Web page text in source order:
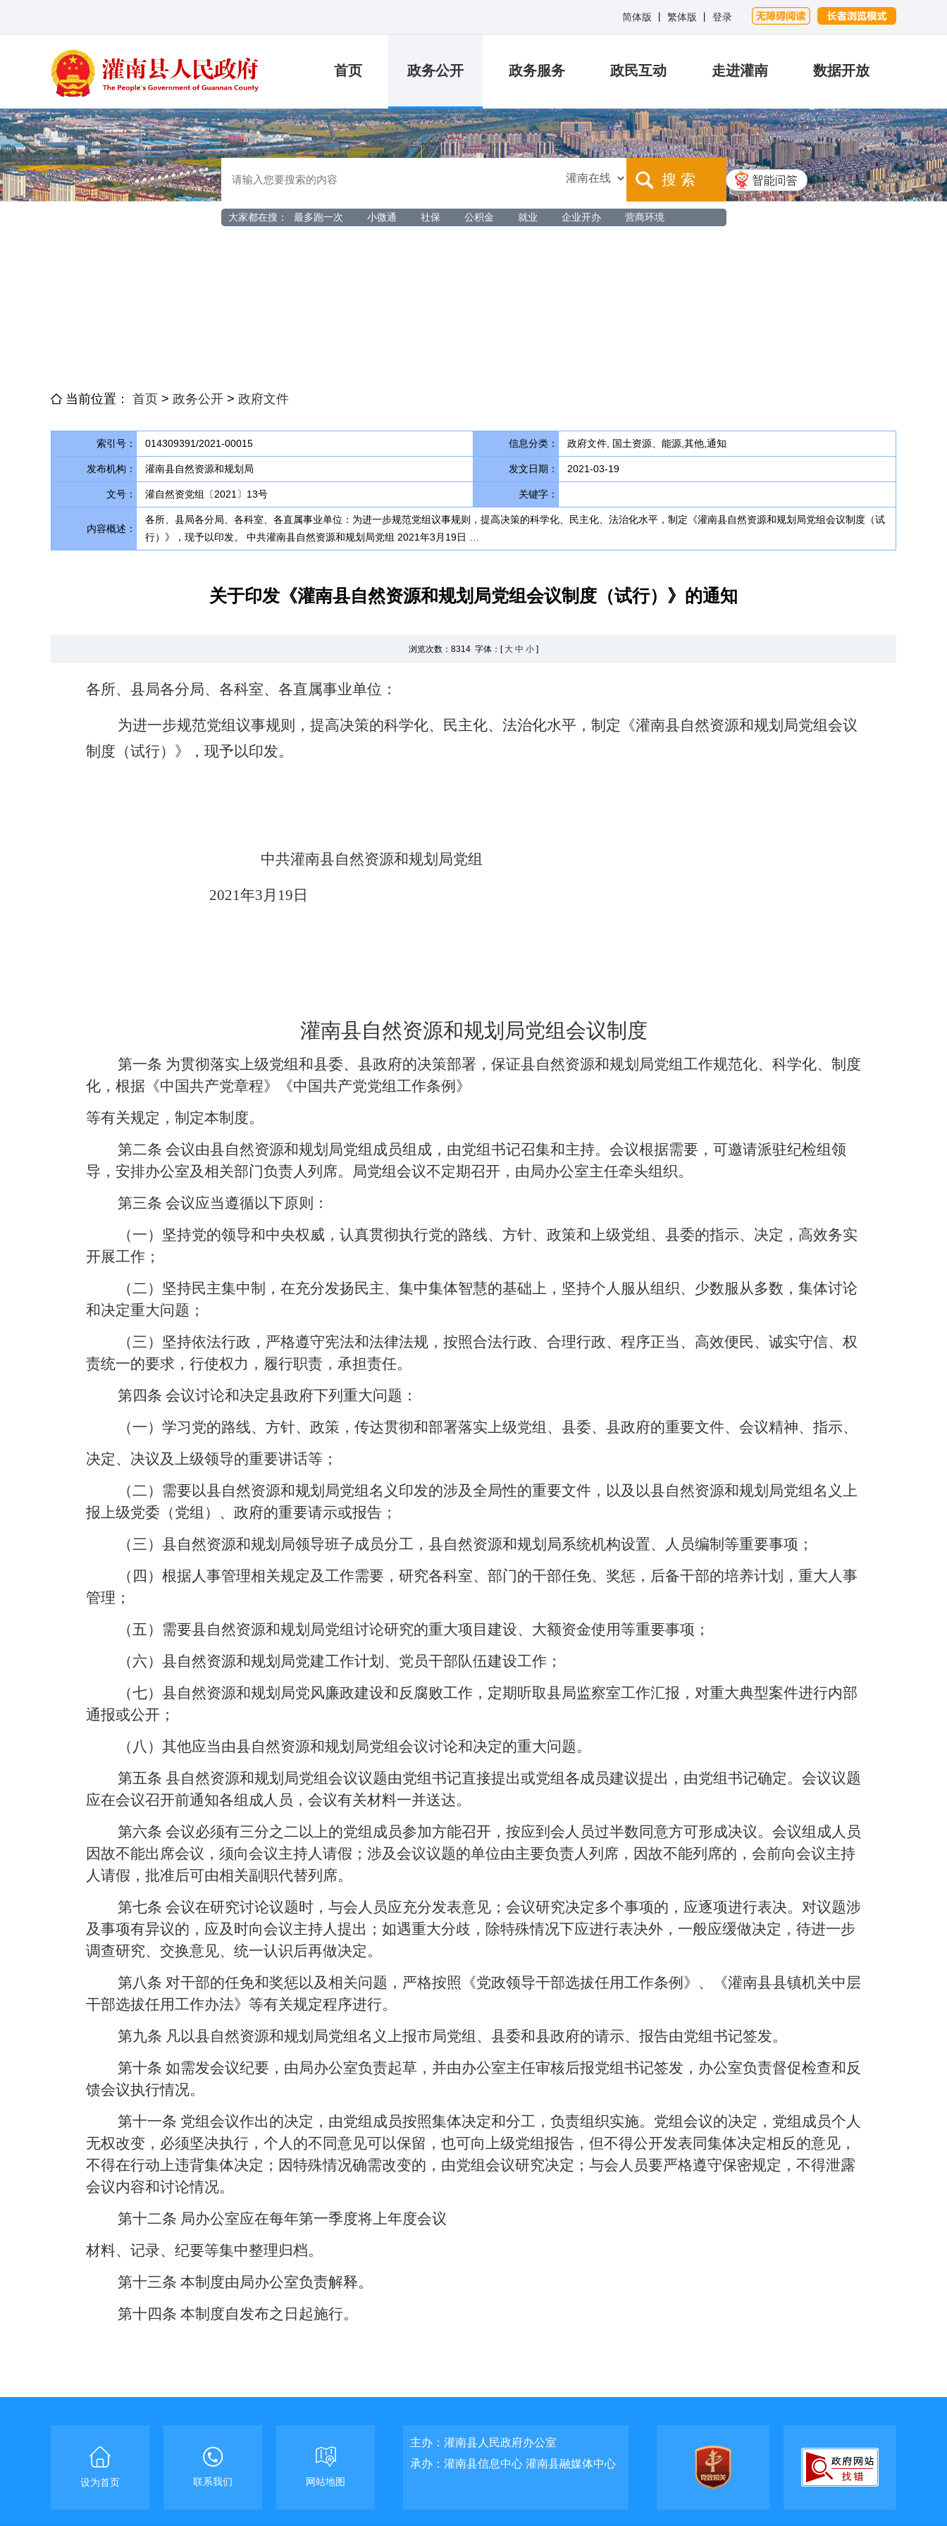
简体版 繁体版 登录
首页 政务公开 政务服务 政民互动 走进灌南 数据开放
搜 索
大家都在搜： 最多跑一次 小微通 社保 公积金 就业 企业开办 营商环境
当前位置： 首页 > 政务公开 > 政府文件
索引号： 014309391/2021-00015 信息分类： 政府文件, 国土资源、能源,其他,通知
发布机构： 灌南县自然资源和规划局 发文日期： 2021-03-19
文号： 灌自然资党组〔2021〕13号 关键字：
内容概述：
各所、县局各分局、各科室、各直属事业单位：为进一步规范党组议事规则，提高决策的科学化、民主化、法治化水平，制定《灌南县自然资源和规划局党组会议制度（试
行）》，现予以印发。 中共灌南县自然资源和规划局党组 2021年3月19日 …
关于印发《灌南县自然资源和规划局党组会议制度（试行）》的通知
浏览次数： 8314 字体：[ 大 中 小 ]
各所、县局各分局、各科室、各直属事业单位：
为进一步规范党组议事规则，提高决策的科学化、民主化、法治化水平，制定《灌南县自然资源和规划局党组会议
制度（试行）》，现予以印发。
中共灌南县自然资源和规划局党组
2021年3月19日
灌南县自然资源和规划局党组会议制度
第一条 为贯彻落实上级党组和县委、县政府的决策部署，保证县自然资源和规划局党组工作规范化、科学化、制度
化，根据《中国共产党章程》《中国共产党党组工作条例》
等有关规定，制定本制度。
第二条 会议由县自然资源和规划局党组成员组成，由党组书记召集和主持。会议根据需要，可邀请派驻纪检组领
导，安排办公室及相关部门负责人列席。局党组会议不定期召开，由局办公室主任牵头组织。
第三条 会议应当遵循以下原则：
（一）坚持党的领导和中央权威，认真贯彻执行党的路线、方针、政策和上级党组、县委的指示、决定，高效务实
开展工作；
（二）坚持民主集中制，在充分发扬民主、集中集体智慧的基础上，坚持个人服从组织、少数服从多数，集体讨论
和决定重大问题；
（三）坚持依法行政，严格遵守宪法和法律法规，按照合法行政、合理行政、程序正当、高效便民、诚实守信、权
责统一的要求，行使权力，履行职责，承担责任。
第四条 会议讨论和决定县政府下列重大问题：
（一）学习党的路线、方针、政策，传达贯彻和部署落实上级党组、县委、县政府的重要文件、会议精神、指示、
决定、决议及上级领导的重要讲话等；
（二）需要以县自然资源和规划局党组名义印发的涉及全局性的重要文件，以及以县自然资源和规划局党组名义上
报上级党委（党组）、政府的重要请示或报告；
（三）县自然资源和规划局领导班子成员分工，县自然资源和规划局系统机构设置、人员编制等重要事项；
（四）根据人事管理相关规定及工作需要，研究各科室、部门的干部任免、奖惩，后备干部的培养计划，重大人事
管理；
（五）需要县自然资源和规划局党组讨论研究的重大项目建设、大额资金使用等重要事项；
（六）县自然资源和规划局党建工作计划、党员干部队伍建设工作；
（七）县自然资源和规划局党风廉政建设和反腐败工作，定期听取县局监察室工作汇报，对重大典型案件进行内部
通报或公开；
（八）其他应当由县自然资源和规划局党组会议讨论和决定的重大问题。
第五条 县自然资源和规划局党组会议议题由党组书记直接提出或党组各成员建议提出，由党组书记确定。会议议题
应在会议召开前通知各组成人员，会议有关材料一并送达。
第六条 会议必须有三分之二以上的党组成员参加方能召开，按应到会人员过半数同意方可形成决议。会议组成人员
因故不能出席会议，须向会议主持人请假；涉及会议议题的单位由主要负责人列席，因故不能列席的，会前向会议主持
人请假，批准后可由相关副职代替列席。
第七条 会议在研究讨论议题时，与会人员应充分发表意见；会议研究决定多个事项的，应逐项进行表决。对议题涉
及事项有异议的，应及时向会议主持人提出；如遇重大分歧，除特殊情况下应进行表决外，一般应缓做决定，待进一步
调查研究、交换意见、统一认识后再做决定。
第八条 对干部的任免和奖惩以及相关问题，严格按照《党政领导干部选拔任用工作条例》、《灌南县县镇机关中层
干部选拔任用工作办法》等有关规定程序进行。
第九条 凡以县自然资源和规划局党组名义上报市局党组、县委和县政府的请示、报告由党组书记签发。
第十条 如需发会议纪要，由局办公室负责起草，并由办公室主任审核后报党组书记签发，办公室负责督促检查和反
馈会议执行情况。
第十一条 党组会议作出的决定，由党组成员按照集体决定和分工，负责组织实施。党组会议的决定，党组成员个人
无权改变，必须坚决执行，个人的不同意见可以保留，也可向上级党组报告，但不得公开发表同集体决定相反的意见，
不得在行动上违背集体决定；因特殊情况确需改变的，由党组会议研究决定；与会人员要严格遵守保密规定，不得泄露
会议内容和讨论情况。
第十二条 局办公室应在每年第一季度将上年度会议
材料、记录、纪要等集中整理归档。
第十三条 本制度由局办公室负责解释。
第十四条 本制度自发布之日起施行。
设为首页 联系我们 网站地图
主办：灌南县人民政府办公室
承办：灌南县信息中心 灌南县融媒体中心